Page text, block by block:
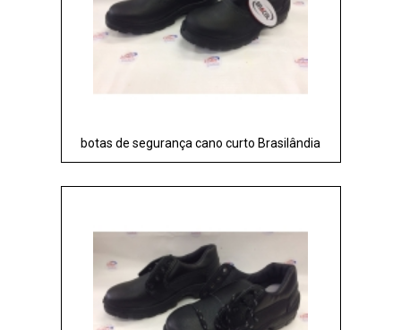
botas de segurança cano curto Brasilândia